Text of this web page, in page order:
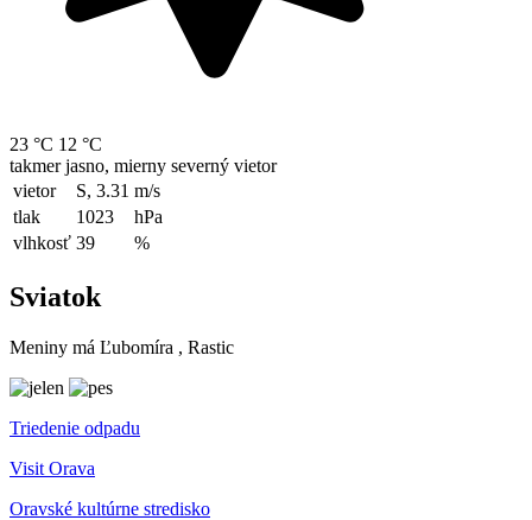
23 °C 12 °C
takmer jasno, mierny severný vietor
vietor
S, 3.31 m/s
tlak
1023
hPa
vlhkosť 39 %
Sviatok
Meniny má Ľubomíra , Rastic
Triedenie odpadu
Visit Orava
Oravské kultúrne stredisko